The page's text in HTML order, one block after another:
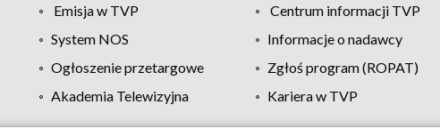
Emisja w TVP Centrum informacji TVP
System NOS Informacje o nadawcy
Ogłoszenie przetargowe Zgłoś program (ROPAT)
Akademia Telewizyjna Kariera w TVP